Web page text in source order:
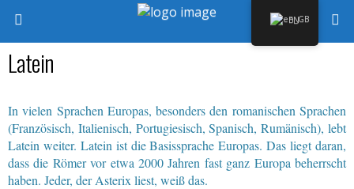
Latein
In vielen Sprachen Europas, besonders den romanischen Sprachen
(Französisch, Italienisch, Portugiesisch, Spanisch, Rumänisch), lebt
Latein weiter. Latein ist die Basissprache Europas. Das liegt daran,
dass die Römer vor etwa 2000 Jahren fast ganz Europa beherrscht
haben. Jeder, der Asterix liest, weiß das.
EN